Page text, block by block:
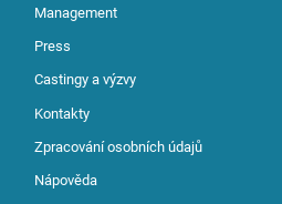
Management
Press
Castingy a výzvy
Kontakty
Zpracování osobních údajů
Nápověda